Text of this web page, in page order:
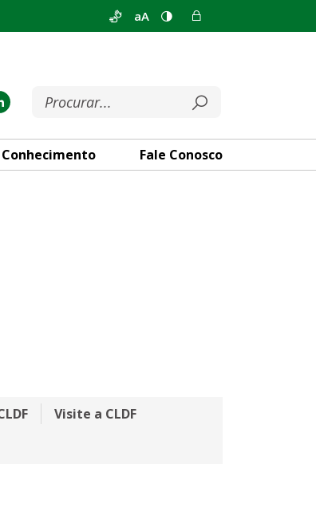
aA
Conhecimento Fale Conosco
Visite a CLDF